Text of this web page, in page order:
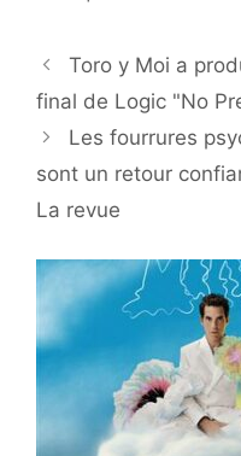
Toro y Moi a
final de Logic "No
Les fourrures
sont un retour
La revue